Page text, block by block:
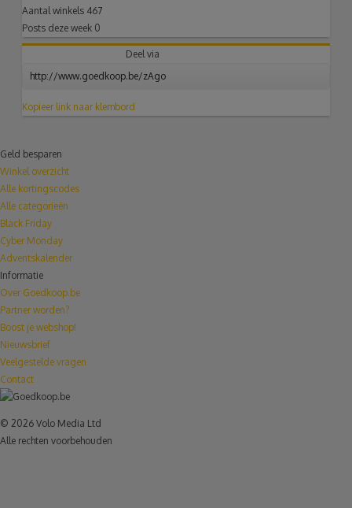
Aantal winkels 467
Posts deze week 0
Deel via
Kopieer link naar klembord
Geld besparen
Winkel overzicht
Alle kortingscodes
Alle categorieën
Black Friday
Cyber Monday
Adventskalender
Informatie
Over Goedkoop.be
Partner worden?
Boost je webshop!
Nieuwsbrief
Veelgestelde vragen
Contact
© 2026 Volo Media Ltd
Alle rechten voorbehouden